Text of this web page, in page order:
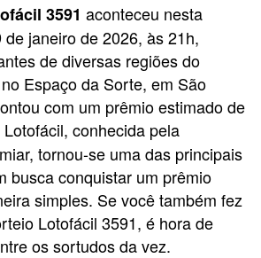
3591 aconteceu nesta
janeiro de 2026, às 21h,
de diversas regiões do
Espaço da Sorte, em São
com um prêmio estimado de
Lotofácil, conhecida pela
tornou-se uma das principais
busca conquistar um prêmio
simples. Se você também fez
Lotofácil 3591, é hora de
os sortudos da vez.